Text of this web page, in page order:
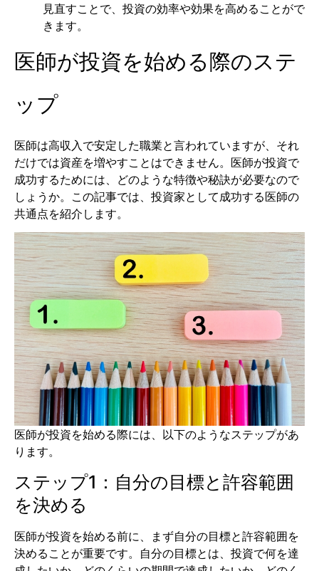
見直すことで、投資の効率や効果を高めることがで
きます。
医師が投資を始める際のステ
ップ
医師は高収入で安定した職業と言われていますが、それ
だけでは資産を増やすことはできません。医師が投資で
成功するためには、どのような特徴や秘訣が必要なので
しょうか。この記事では、投資家として成功する医師の
共通点を紹介します。
医師が投資を始める際には、以下のようなステップがあ
ります。
ステップ1：自分の目標と許容範囲
を決める
医師が投資を始める前に、まず自分の目標と許容範囲を
決めることが重要です。自分の目標とは、投資で何を達